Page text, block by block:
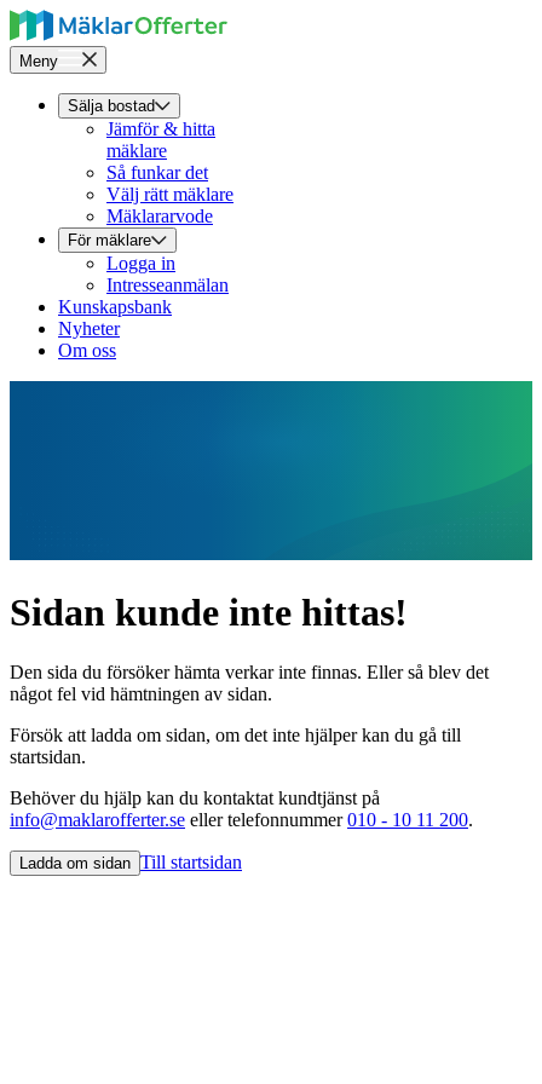
Meny
Sälja bostad
Jämför & hitta
mäklare
Så funkar det
Välj rätt mäklare
Mäklararvode
För mäklare
Logga in
Intresseanmälan
Kunskapsbank
Nyheter
Om oss
Sidan kunde inte hittas!
Den sida du försöker hämta verkar inte finnas. Eller så blev det
något fel vid hämtningen av sidan.
Försök att ladda om sidan, om det inte hjälper kan du gå till
startsidan.
Behöver du hjälp kan du kontaktat kundtjänst på
info@maklarofferter.se eller telefonnummer010 - 10 11 200.
Ladda om sidan Till startsidan